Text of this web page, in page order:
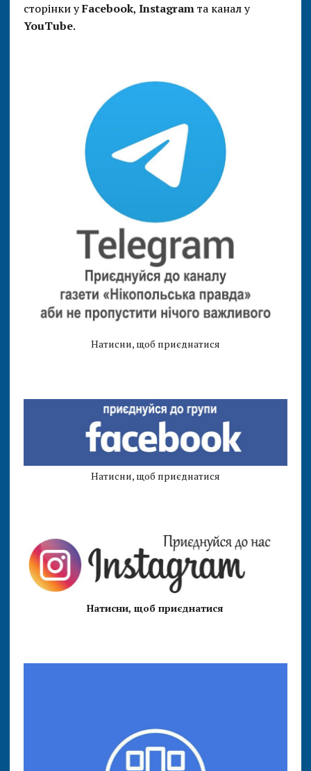
сторінки уFacebook, Instagramта канал у
YouTube.
Натисни, щоб приєднатися
Натисни, щоб приєднатися
Натисни, щоб приєднатися